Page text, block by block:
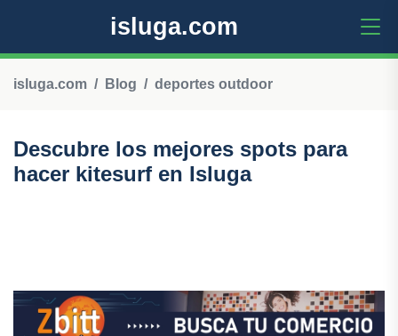
isluga.com
isluga.com Blog deportes outdoor
Descubre los mejores spots para
hacer kitesurf en Isluga